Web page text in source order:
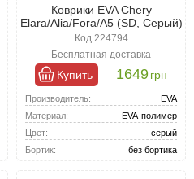
Коврики EVA Chery
Elara/Alia/Fora/A5 (SD, Серый)
Код 224794
Бесплатная доставка
Купить 1649грн
Производитель:
EVA
Материал:
EVA-полимер
Цвет:
серый
Бортик:
без бортика